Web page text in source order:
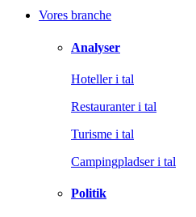
Vores branche
Analyser
Hoteller i tal
Restauranter i tal
Turisme i tal
Campingpladser i tal
Politik